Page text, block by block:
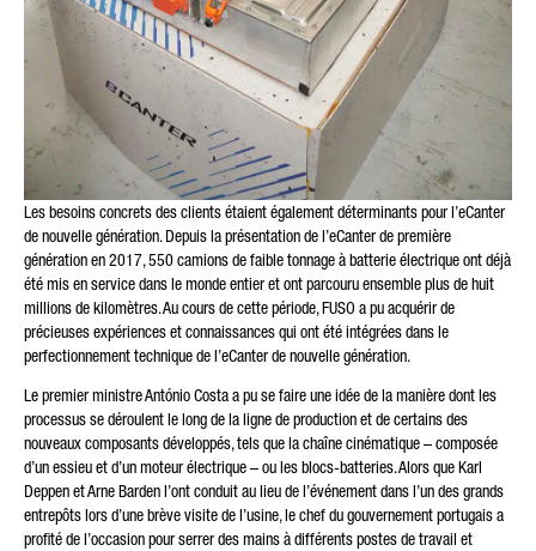
Les besoins concrets des clients étaient également déterminants pour l’eCanter
de nouvelle génération. Depuis la présentation de l’eCanter de première
génération en 2017, 550 camions de faible tonnage à batterie électrique ont déjà
été mis en service dans le monde entier et ont parcouru ensemble plus de huit
millions de kilomètres. Au cours de cette période, FUSO a pu acquérir de
précieuses expériences et connaissances qui ont été intégrées dans le
perfectionnement technique de l’eCanter de nouvelle génération.
Le premier ministre António Costa a pu se faire une idée de la manière dont les
processus se déroulent le long de la ligne de production et de certains des
nouveaux composants développés, tels que la chaîne cinématique – composée
d’un essieu et d’un moteur électrique – ou les blocs-batteries. Alors que Karl
Deppen et Arne Barden l’ont conduit au lieu de l’événement dans l’un des grands
entrepôts lors d’une brève visite de l’usine, le chef du gouvernement portugais a
profité de l’occasion pour serrer des mains à différents postes de travail et